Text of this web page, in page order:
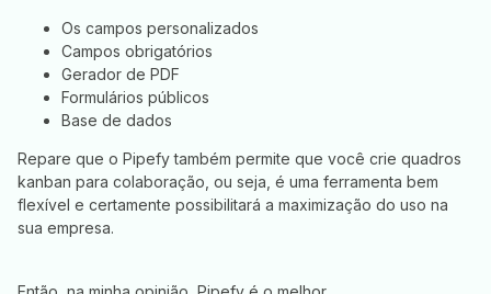
Os campos personalizados
Campos obrigatórios
Gerador de PDF
Formulários públicos
Base de dados
Repare que o Pipefy também permite que você crie quadros
kanban para colaboração, ou seja, é uma ferramenta bem
flexível e certamente possibilitará a maximização do uso na
sua empresa.